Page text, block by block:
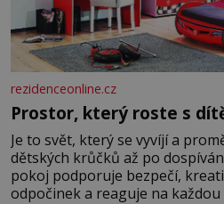
rezidenceonline.cz
Prostor, který roste s
Je to svět, který se vyvíjí a
dětských krůčků až po
pokoj podporuje bezpečí,
odpočinek a reaguje na